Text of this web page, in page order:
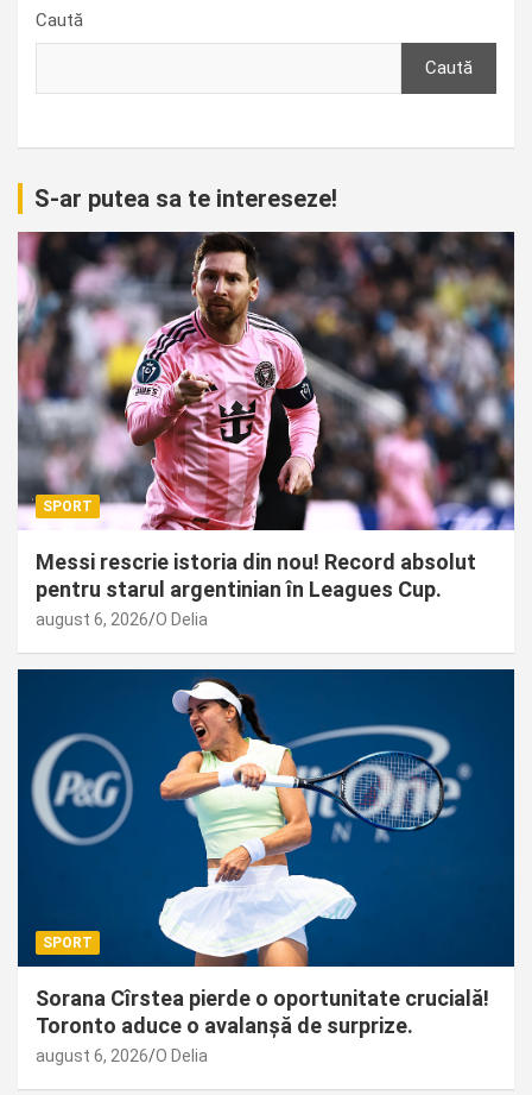
Caută
Caută
S-ar putea sa te intereseze!
SPORT
Messi rescrie istoria din nou! Record absolut
pentru starul argentinian în Leagues Cup.
august 6, 2026 O Delia
SPORT
Sorana Cîrstea pierde o oportunitate crucială!
Toronto aduce o avalanșă de surprize.
august 6, 2026 O Delia